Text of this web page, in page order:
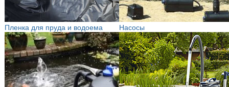
Пленка для пруда и водоема Насосы